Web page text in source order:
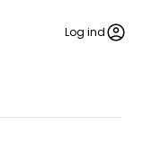
Log ind